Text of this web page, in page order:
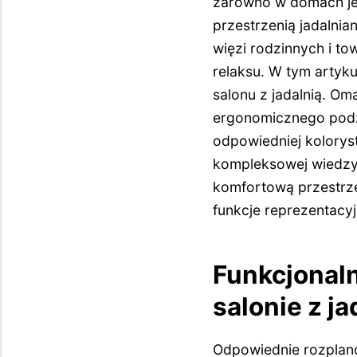
przestrzenią
więzi rodzinnych i
relaksu. W tym
salonu z jadalnią.
ergonomicznego
odpowiedniej
kompleksowej
komfortową
funkcje
salonie z
Odpowiednie